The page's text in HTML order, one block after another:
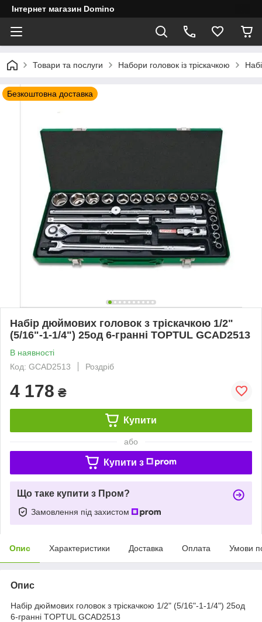
Інтернет магазин Domino
Товари та послуги Набори головок із тріскачкою
Безкоштовна доставка
Набір дюймових головок з тріскачкою 1/2"
(5/16"-1-1/4") 25од 6-гранні TOPTUL GCAD2513
В наявності
Код: GCAD2513
Роздріб
4 178 ₴
Купити
або
Купити з
Що таке купити з Пром?
Замовлення під захистом
Опис Характеристики Доставка Оплата Умови
Опис
Набір дюймових головок з тріскачкою 1/2" (5/16"-1-1/4") 25од
6-гранні TOPTUL GCAD2513